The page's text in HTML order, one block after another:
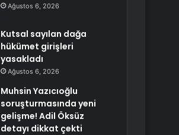
Ağustos 6, 2026
Kutsal sayılan dağa
hükümet girişleri
yasakladı
Ağustos 6, 2026
Muhsin Yazıcıoğlu
soruşturmasında yeni
gelişme! Adil Öksüz
detayı dikkat çekti